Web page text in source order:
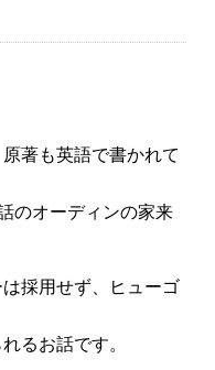
著も英語で書かれて
のオーディンの家来
採用せず、ヒューゴ
るお話です。